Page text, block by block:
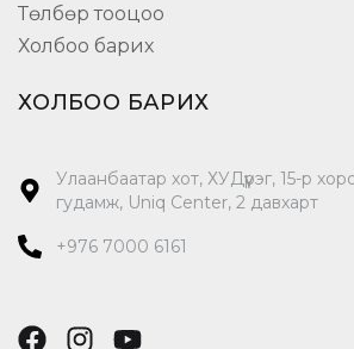
Төлбөр тооцоо
Холбоо барих
ХОЛБОО БАРИХ
Улаанбаатар хот, ХУДүүрэг, 15-р
гудамж, Uniq Center, 2 давхарт
+976 7000 6161